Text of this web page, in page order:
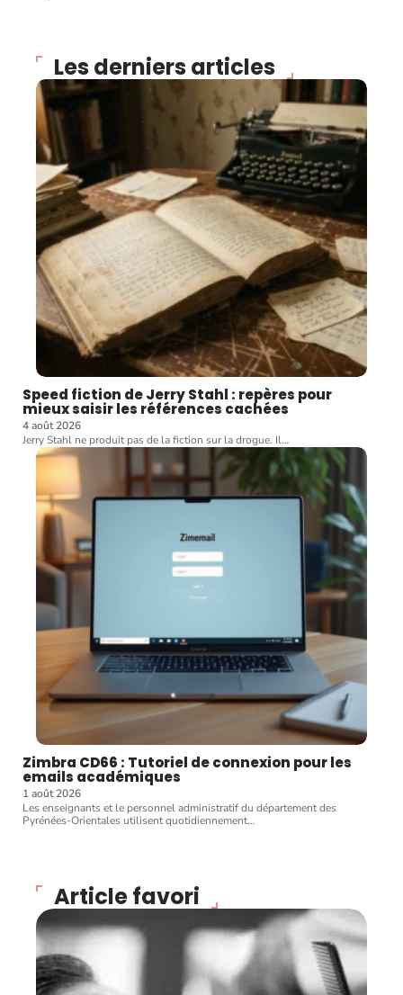
Les derniers articles
Speed fiction de Jerry Stahl : repères pour
mieux saisir les références cachées
4 août 2026
Jerry Stahl ne produit pas de la fiction sur la drogue. Il…
Zimbra CD66 : Tutoriel de connexion pour les
emails académiques
1 août 2026
Les enseignants et le personnel administratif du département des
Pyrénées-Orientales utilisent quotidiennement…
Article favori